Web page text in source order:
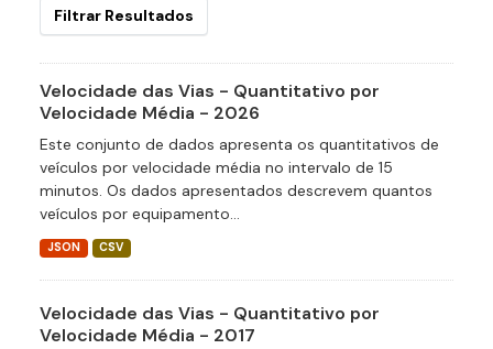
Filtrar Resultados
Velocidade das Vias - Quantitativo por
Velocidade Média - 2026
Este conjunto de dados apresenta os quantitativos de
veículos por velocidade média no intervalo de 15
minutos. Os dados apresentados descrevem quantos
veículos por equipamento...
JSON CSV
Velocidade das Vias - Quantitativo por
Velocidade Média - 2017